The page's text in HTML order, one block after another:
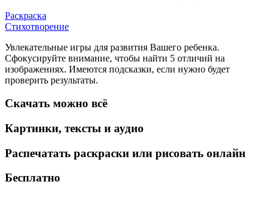
Раскраска
Стихотворение
Увлекательные игры для развития Вашего ребенка.
Сфокусируйте внимание, чтобы найти 5 отличий на
изображениях. Имеются подсказки, если нужно будет
проверить результаты.
Скачать можно всё
Картинки, тексты и аудио
Распечатать раскраски или рисовать онлайн
Бесплатно